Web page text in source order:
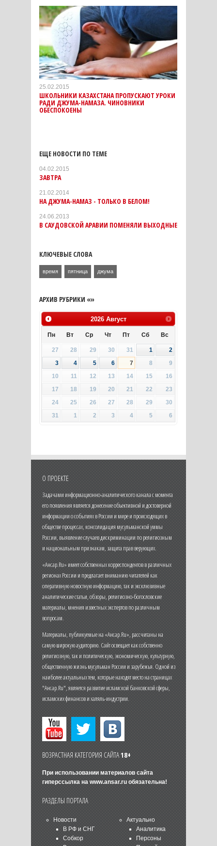
25.02.2015
ШКОЛЬНИКИ КАЗАХСТАНА ПРОПУСКАЮТ УРОКИ
РАДИ ДЖУМА-НАМАЗА. ЧИНОВНИКИ
ОБЕСПОКОЕНЫ
ЕЩЕ НОВОСТИ ПО ТЕМЕ
04.02.2015
ЗАВТРА
21.02.2014
НА ДЖУМА-НАМАЗ - ТОЛЬКО В БЕЛОМ!
24.06.2013
В САУДОВСКОЙ АРАВИИ ПОМЕНЯЛИ ВЫХОДНЫЕ
КЛЮЧЕВЫЕ СЛОВА
время пятница джума
АРХИВ РУБРИКИ «»
2026 Август
Пн Вт Ср Чт Пт Сб Вс
27 28 29 30 31 1
2
3
4 5 6 7 8
9
10
11 12 13 14 15
16
17
18 19 20 21 22
23
24
25 26 27 28 29
30
31
1 2 3 4 5 6
О ПРОЕКТЕ
Задачами информационно-аналитического канала с момента
его появления является донесение объективной и достоверной
информации о событиях в России и мире и происходящих в
обществе процессах, консолидация мусульманской уммы
России, выявление случаев дискриминации по религиозным
и национальным признакам, защита прав верующих.
«Ансар.Ru» имеет собственных корреспондентов в различных
регионах России и предлагает вниманию читателей как
оперативную новостную информацию, так и эксклюзивные
аналитические статьи, обзоры, религиозно-богословские
материалы, мнения известных экспертов по различным
вопросам.
Материалы, публикуемые на «Ансар.Ru», рассчитаны на
самую широкую аудиторию. Сайт освещает как собственно
религиозную, так и политическую, экономическую, культурную,
общественную жизнь мусульман России и зарубежья. Одной из
наиболее актуальных тем, которые находят место на страницах
"Ансар.Ru", является развитие исламской банковской сферы,
исламских финансов и халяль-индустрии.
ВОЗРАСТНАЯ КАТЕГОРИЯ САЙТА18+
При использовании материалов сайта
гиперссылка на www.ansar.ruобязательна!
РАЗДЕЛЫ ПОРТАЛА
Новости
В РФ и СНГ
Собкор
Актуально
Аналитика
Персоны